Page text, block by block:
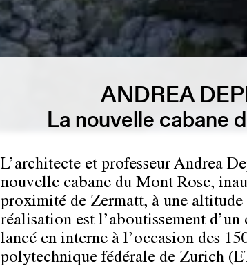
ANDREA
La nouvelle cabane
L’architecte et professeur Andrea
nouvelle cabane du Mont Rose,
proximité de Zermatt, à une altitude
réalisation est l’aboutissement
lancé en interne à l’occasion des
polytechnique fédérale de Zurich